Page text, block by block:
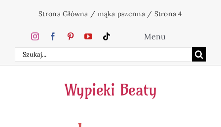
zawartości
Strona Główna / mąka pszenna/ Strona 4
Szukaj
Menu
Home
Ciasta
Wypieki Beaty